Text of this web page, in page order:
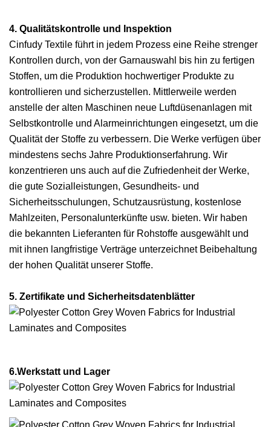
4. Qualitätskontrolle und Inspektion
Cinfudy Textile führt in jedem Prozess eine Reihe strenger
Kontrollen durch, von der Garnauswahl bis hin zu fertigen
Stoffen, um die Produktion hochwertiger Produkte zu
kontrollieren und sicherzustellen. Mittlerweile werden
anstelle der alten Maschinen neue Luftdüsenanlagen mit
Selbstkontrolle und Alarmeinrichtungen eingesetzt, um die
Qualität der Stoffe zu verbessern. Die Werke verfügen über
mindestens sechs Jahre Produktionserfahrung. Wir
konzentrieren uns auch auf die Zufriedenheit der Werke,
die gute Sozialleistungen, Gesundheits- und
Sicherheitsschulungen, Schutzausrüstung, kostenlose
Mahlzeiten, Personalunterkünfte usw. bieten. Wir haben
die bekannten Lieferanten für Rohstoffe ausgewählt und
mit ihnen langfristige Verträge unterzeichnet Beibehaltung
der hohen Qualität unserer Stoffe.
5. Zertifikate und Sicherheitsdatenblätter
6.Werkstatt und Lager